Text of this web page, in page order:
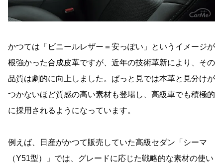
かつては「ビニールレザー＝安っぽい」というイメージが
根強かった合成皮革ですが、近年の技術革新により、その
品質は劇的に向上しました。ぱっと見では本革と見分けが
つかないほど質感の高い素材も登場し、高級車でも積極的
に採用されるようになっています。
例えば、日産がかつて販売していた高級セダン「シーマ
（Y51型）」では、グレードに応じた戦略的な素材の使い